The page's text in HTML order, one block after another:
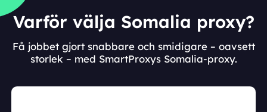
Varför välja Somalia proxy?
Få jobbet gjort snabbare och smidigare – oavsett
storlek – med SmartProxys Somalia-proxy.